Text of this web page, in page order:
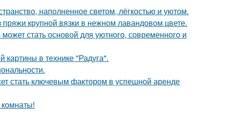
наполненное светом, лёгкостью и уютом.
крупной вязки в нежном лавандовом цвете.
стать основой для уютного, современного и
картины в технике "Радуга".
стать ключевым фактором в успешной аренде